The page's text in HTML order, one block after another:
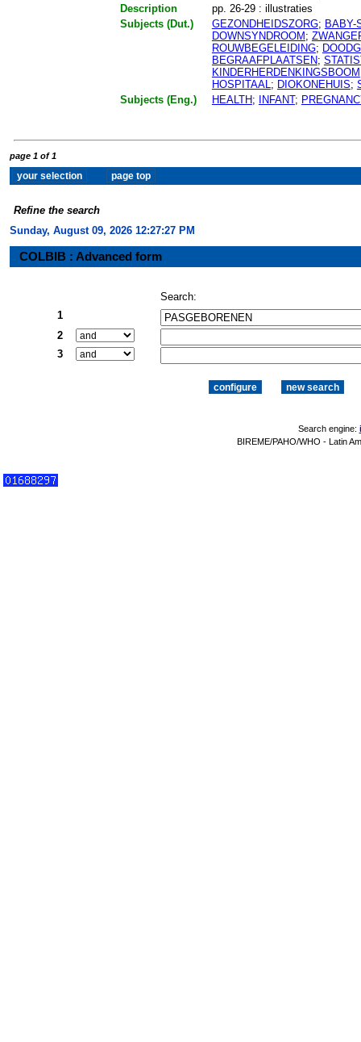
Description
pp. 26-29 : illustraties
Subjects (Dut.)
GEZONDHEIDSZORG; BABY-
DOWNSYNDROOM ;
ROUWBEGELEIDING;
BEGRAAFPLAATSEN;
KINDERHERDENKINGSBOOM
HOSPITAAL ; DIOKONEHUIS;
Subjects (Eng.)
HEALTH; INFANT;
page 1 of 1
Refine the search
Sunday, August 09, 2026 12:27:28 PM
COLBIB : Advanced form
Search:
1
2
3
Search engine:
BIREME/PAHO/WHO - Latin